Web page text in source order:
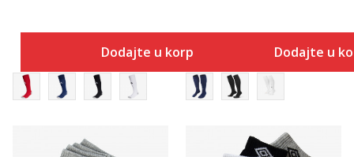
Dodajte u korpu Dodajte u